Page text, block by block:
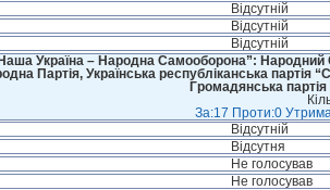
Відсутній
Відсутній
Відсутній
Україна – Народна Самооборона”: Народний
Партія, Українська республіканська
Громадянська
За:17 Проти:0
Відсутній
Відсутня
Не голосував
Не голосував